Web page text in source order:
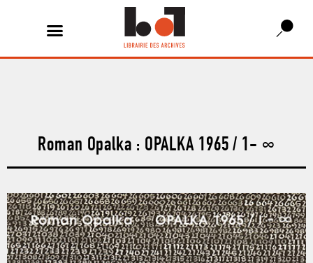
Roman Opalka : OPALKA 1965 / 1- ∞